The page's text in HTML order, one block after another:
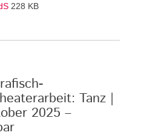
228 KB
Tanz |
2025 –